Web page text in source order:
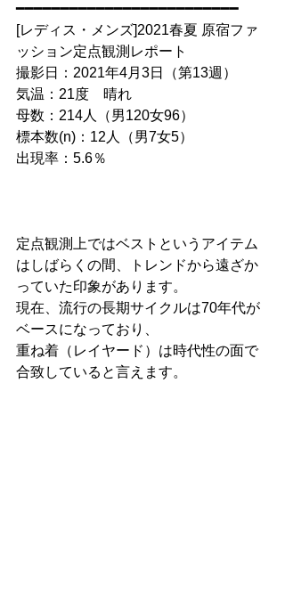
━━━━━━━━━━━━━━━━━━━━━━━━━
[レディス・メンズ]2021春夏 原宿ファ
ッション定点観測レポート
撮影日：2021年4月3日（第13週）
気温：21度　晴れ
母数：214人（男120女96）
標本数(n)：12人（男7女5）
出現率：5.6％
定点観測上ではベストというアイテム
はしばらくの間、トレンドから遠ざか
っていた印象があります。
現在、流行の長期サイクルは70年代が
ベースになっており、
重ね着（レイヤード）は時代性の面で
合致していると言えます。